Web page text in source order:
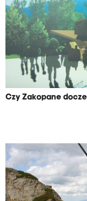
Czy Zakopane